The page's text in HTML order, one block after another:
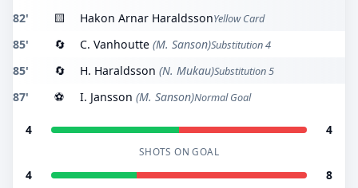
82' 🟨 Hakon Arnar HaraldssonYellow Card
85' 🔄 C. Vanhoutte (M. Sanson)Substitution 4
85' 🔄 H. Haraldsson (N. Mukau)Substitution 5
87' ⚽ I. Jansson (M. Sanson)Normal Goal
4 4
SHOTS ON GOAL
4 8